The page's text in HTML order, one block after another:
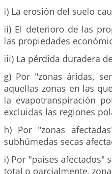
i) La erosión del suelo
ii) El deterioro de las
las propiedades
iii) La pérdida duradera
g) Por "zonas áridas,
aquellas zonas en las
la evapotranspiración
excluidas las regiones
h) Por "zonas
subhúmedas secas
i) Por "países afectados"
total o parcialmente,